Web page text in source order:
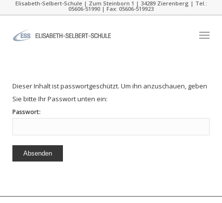
Elisabeth-Selbert-Schule | Zum Steinborn 1 | 34289 Zierenberg | Tel.:
05606-51990 | Fax: 05606-519923
Dieser Inhalt ist passwortgeschützt. Um ihn anzuschauen, geben
Sie bitte Ihr Passwort unten ein:
Passwort: